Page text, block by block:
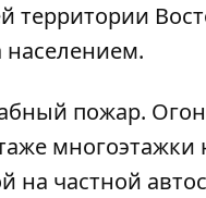
территории
населением.
пожар.
многоэтажки
на частной